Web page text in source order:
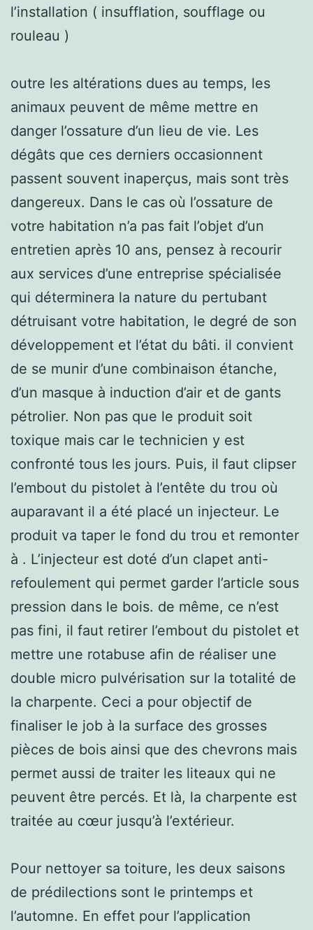
l’installation ( insufflation, soufflage ou
rouleau )
outre les altérations dues au temps, les
animaux peuvent de même mettre en
danger l’ossature d’un lieu de vie. Les
dégâts que ces derniers occasionnent
passent souvent inaperçus, mais sont très
dangereux. Dans le cas où l’ossature de
votre habitation n’a pas fait l’objet d’un
entretien après 10 ans, pensez à recourir
aux services d’une entreprise spécialisée
qui déterminera la nature du pertubant
détruisant votre habitation, le degré de son
développement et l’état du bâti. il convient
de se munir d’une combinaison étanche,
d’un masque à induction d’air et de gants
pétrolier. Non pas que le produit soit
toxique mais car le technicien y est
confronté tous les jours. Puis, il faut clipser
l’embout du pistolet à l’entête du trou où
auparavant il a été placé un injecteur. Le
produit va taper le fond du trou et remonter
à . L’injecteur est doté d’un clapet anti-
refoulement qui permet garder l’article sous
pression dans le bois. de même, ce n’est
pas fini, il faut retirer l’embout du pistolet et
mettre une rotabuse afin de réaliser une
double micro pulvérisation sur la totalité de
la charpente. Ceci a pour objectif de
finaliser le job à la surface des grosses
pièces de bois ainsi que des chevrons mais
permet aussi de traiter les liteaux qui ne
peuvent être percés. Et là, la charpente est
traitée au cœur jusqu’à l’extérieur.
Pour nettoyer sa toiture, les deux saisons
de prédilections sont le printemps et
l’automne. En effet pour l’application